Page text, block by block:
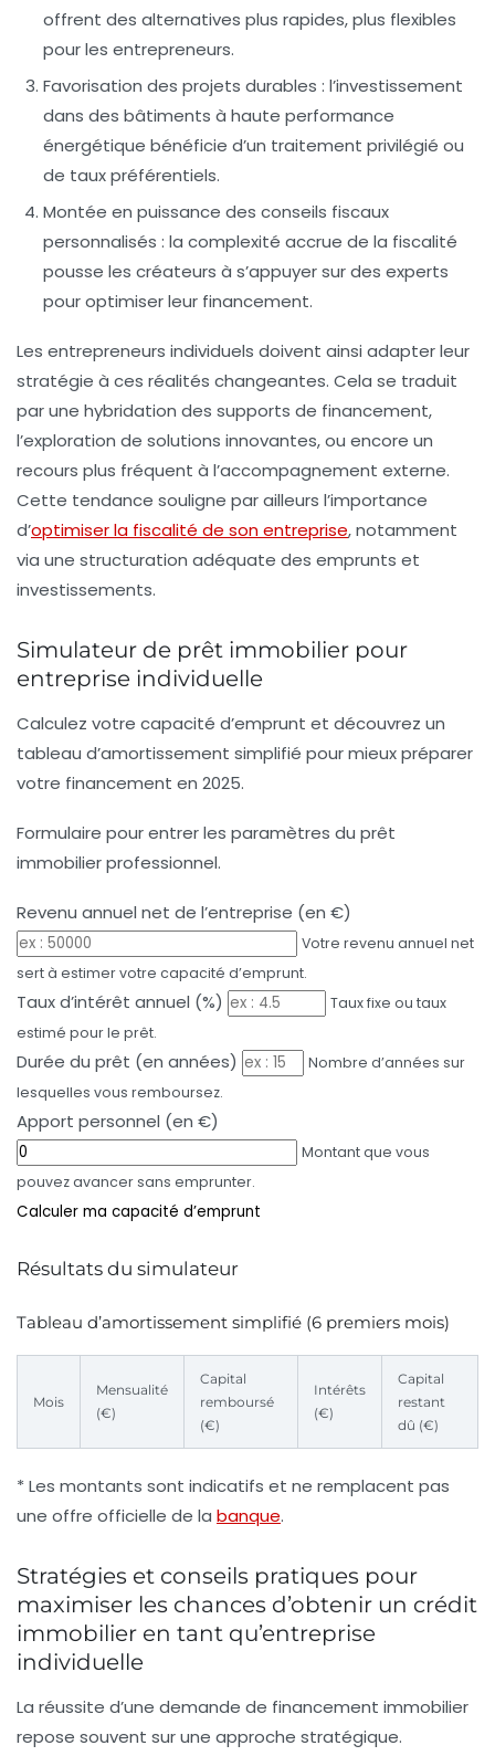
offrent des alternatives plus rapides, plus flexibles
pour les entrepreneurs.
Favorisation des projets durables : l’investissement
dans des bâtiments à haute performance
énergétique bénéficie d’un traitement privilégié ou
de taux préférentiels.
Montée en puissance des conseils fiscaux
personnalisés : la complexité accrue de la fiscalité
pousse les créateurs à s’appuyer sur des experts
pour optimiser leur financement.
Les entrepreneurs individuels doivent ainsi adapter leur
stratégie à ces réalités changeantes. Cela se traduit
par une hybridation des supports de financement,
l’exploration de solutions innovantes, ou encore un
recours plus fréquent à l’accompagnement externe.
Cette tendance souligne par ailleurs l’importance
d’optimiser la fiscalité de son entreprise, notamment
via une structuration adéquate des emprunts et
investissements.
Simulateur de prêt immobilier pour
entreprise individuelle
Calculez votre capacité d’emprunt et découvrez un
tableau d’amortissement simplifié pour mieux préparer
votre financement en 2025.
Formulaire pour entrer les paramètres du prêt
immobilier professionnel.
Revenu annuel net de l’entreprise (en €)
Votre revenu annuel net
sert à estimer votre capacité d’emprunt.
Taux d’intérêt annuel (%)
Taux fixe ou taux
estimé pour le prêt.
Durée du prêt (en années)
Nombre d’années sur
lesquelles vous remboursez.
Apport personnel (en €)
Montant que vous
pouvez avancer sans emprunter.
Calculer ma capacité d’emprunt
Résultats du simulateur
Tableau d’amortissement simplifié (6 premiers mois)
Mois
Mensualité
(€)
Capital
remboursé
(€)
Intérêts
(€)
Capital
restant
dû (€)
* Les montants sont indicatifs et ne remplacent pas
une offre officielle de la banque.
Stratégies et conseils pratiques pour
maximiser les chances d’obtenir un crédit
immobilier en tant qu’entreprise
individuelle
La réussite d’une demande de financement immobilier
repose souvent sur une approche stratégique.